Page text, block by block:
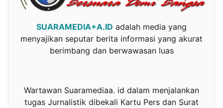
SUARAMEDIA+A.ID adalah media yang
menyajikan seputar berita informasi yang akurat
berimbang dan berwawasan luas
Wartawan Suaramediaa. id dalam menjalankan
tugas Jurnalistik dibekali Kartu Pers dan Surat